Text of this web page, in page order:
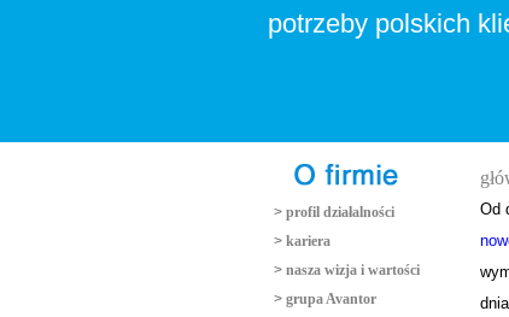
potrzeby polskich
> profil działalności
> kariera
> nasza wizja i wartości
> grupa Avantor
Od